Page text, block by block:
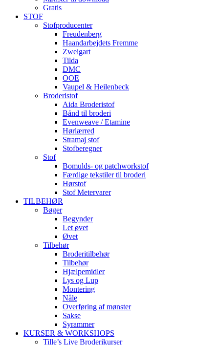
Gratis
STOF
Stofproducenter
Freudenberg
Haandarbejdets Fremme
Zweigart
Tilda
DMC
OOE
Vaupel & Heilenbeck
Broderistof
Aida Broderistof
Bånd til broderi
Evenweave / Etamine
Hørlærred
Stramaj stof
Stofberegner
Stof
Bomulds- og patchworkstof
Færdige tekstiler til broderi
Hørstof
Stof Metervarer
TILBEHØR
Bøger
Begynder
Let øvet
Øvet
Tilbehør
Broderitilbehør
Tilbehør
Hjælpemidler
Lys og Lup
Montering
Nåle
Overføring af mønster
Sakse
Syrammer
KURSER & WORKSHOPS
Tille’s Live Broderikurser